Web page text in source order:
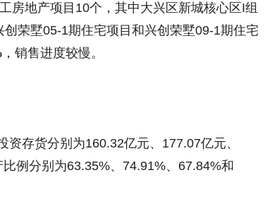
房地产项目10个，其中大兴区新城核心区I组
荣墅05-1期住宅项目和兴创荣墅09-1期住宅
，销售进度较慢。
存货分别为160.32亿元、177.07亿元、
例分别为63.35%、74.91%、67.84%和